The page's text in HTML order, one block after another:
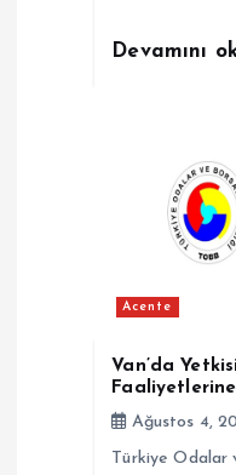
Devamını
Acente
Van’da
Ağustos 4,
Türkiye Odalar